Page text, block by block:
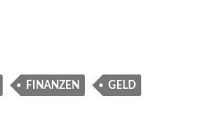
FINANZEN GELD